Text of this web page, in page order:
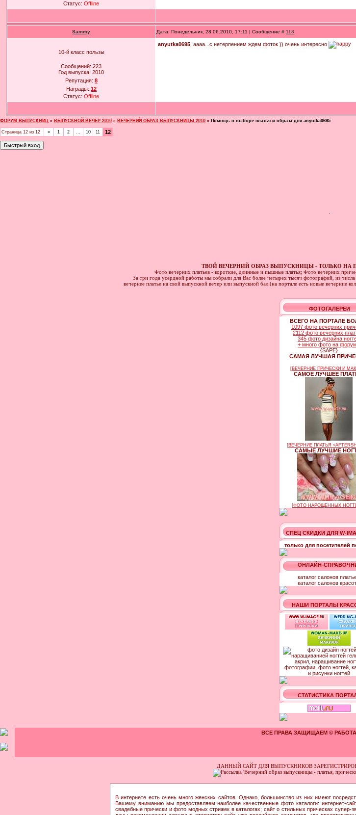
Статус:Offline
Sammy Дата: Понедельник, 28.06.2010, 17:11 | Сообщение #118
10-й класс пользы
Сообщений:223
Год выпуска:2010
Репутация: 8
Награды: 12
Статус:Offline
anyutka0695 , аааа...с нетерпением ждем фоток )) очень интересно
ФОРУМ ВЫПУСКНИЦ » ВЫПУСКНОЙ ВЕЧЕР 2010 » ВЕЧЕРНИЙ ОБРАЗ ВЫПУСКНИЦЫ 2010 » Помощь в выборе платья и образа для anyutka0695
Страница 12 из 12 « 1 2 … 10 11 12
.
ТВОЙ ВЕЧЕРНИЙ ОБРАЗ ВЫПУСКНИЦЫ - ТОЛЬКО НА
Фото вечерних платьев - короткие, длинные и пышные платья; Фото вечерних
За три года усердной работы мы собрали для Вас более четырех тысяч фотографий, из
вечернее платье на свой выпускной вечер или выпускной бал (на портале есть новые
ФОТОГАЛЕРЕИ
ВСЕГО НА ПОРТАЛЕ
1097 фото вечерних
2112 фото вечерних
345 фото дизайна
+ много фото на
{SAPE}
САМАЯ ЛУЧШАЯ
[ВЕЧЕРНИЕ ПРИЧЕСКИ И
САМОЕ ЛУЧШЕЕ
[ВЕЧЕРНИЕ ПЛАТЬЯ
САМЫЕ ЛУЧШИЕ
[ФОТО НАРОЩЕННЫХ
СПЕЦ СКИДКИ ДЛЯ W-
только для посетителей
ОНЛАЙН-
каталог салонов
каталог салонов
НАШИ ПОРТАЛЫ
СТАТИСТИКА
ВСЕ ПРАВА ЗАЩИЩАЕМ ©
ДАННЫЙ САЙТ ДЛЯ ВЫПУСКНИКОВ
В интернете есть очень много женских сайтов. Однако, большинство из них имеют
Вашему вниманию мы предоставляем наиболее качественные фото каталоги: интернет-
свадебные прически и фото модных стрижек в каталогах; сайт о стильных прическах